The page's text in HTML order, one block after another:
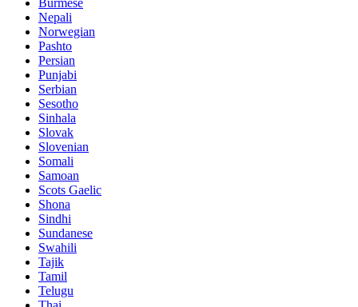
Burmese
Nepali
Norwegian
Pashto
Persian
Punjabi
Serbian
Sesotho
Sinhala
Slovak
Slovenian
Somali
Samoan
Scots Gaelic
Shona
Sindhi
Sundanese
Swahili
Tajik
Tamil
Telugu